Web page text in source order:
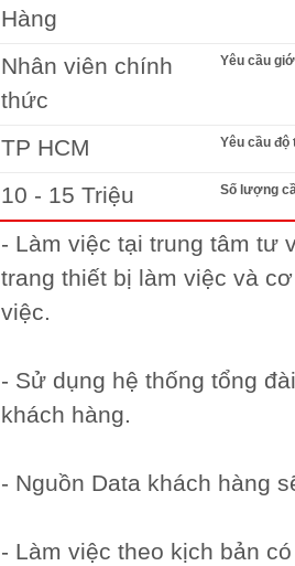
Hàng
Nhân viên chính
thức
Yêu cầu
TP HCM Yêu cầu độ
10 - 15 Triệu Số lượng
- Làm việc tại trung tâm tư
trang thiết bị làm việc và
việc.
- Sử dụng hệ thống tổng
khách hàng.
- Nguồn Data khách hàng
- Làm việc theo kịch bản